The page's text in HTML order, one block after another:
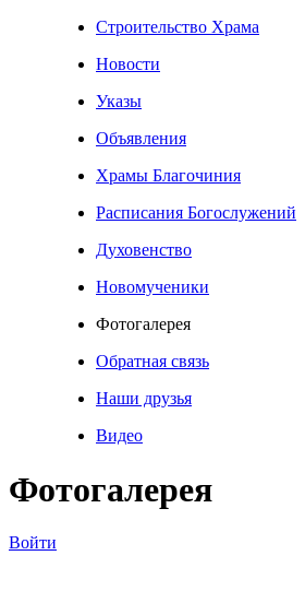
Строительство Храма
Новости
Указы
Объявления
Храмы Благочиния
Расписания Богослужений
Духовенство
Новомученики
Фотогалерея
Обратная связь
Наши друзья
Видео
Фотогалерея
Войти